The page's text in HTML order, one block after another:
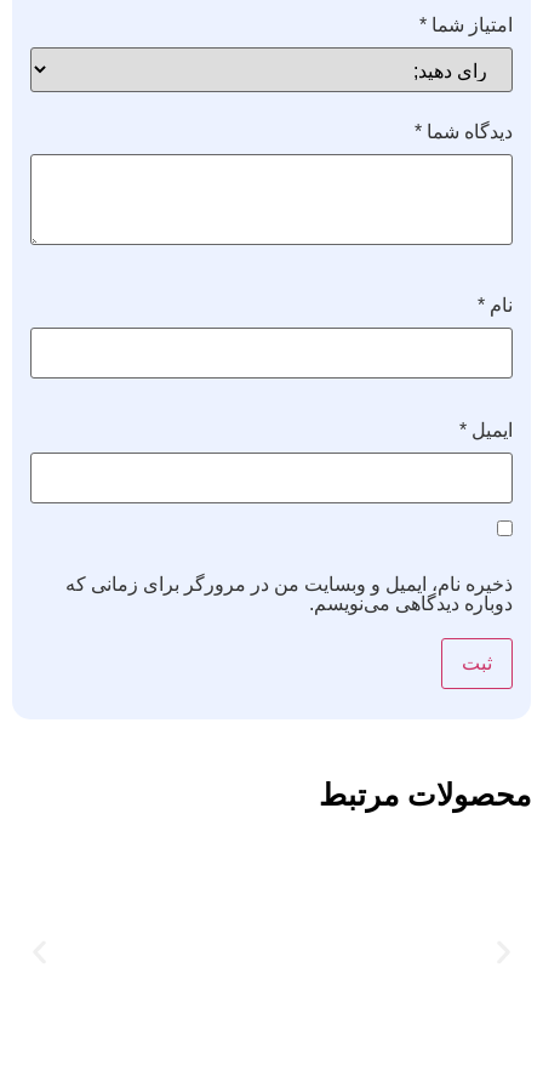
امتیاز شما *
دیدگاه شما *
نام *
ایمیل *
ذخیره نام، ایمیل و وبسایت من در مرورگر برای زمانی که
دوباره دیدگاهی می‌نویسم.
محصولات مرتبط